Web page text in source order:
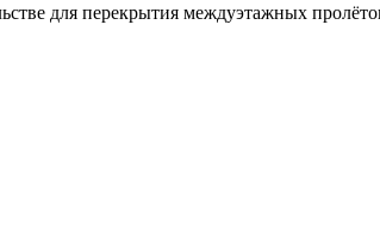
для перекрытия междуэтажных